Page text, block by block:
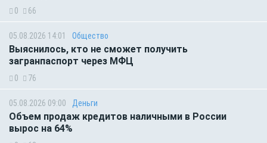
0 66
05.08.2026 14:01 Общество
Выяснилось, кто не сможет получить
загранпаспорт через МФЦ
0 76
05.08.2026 09:00 Деньги
Объем продаж кредитов наличными в России
вырос на 64%